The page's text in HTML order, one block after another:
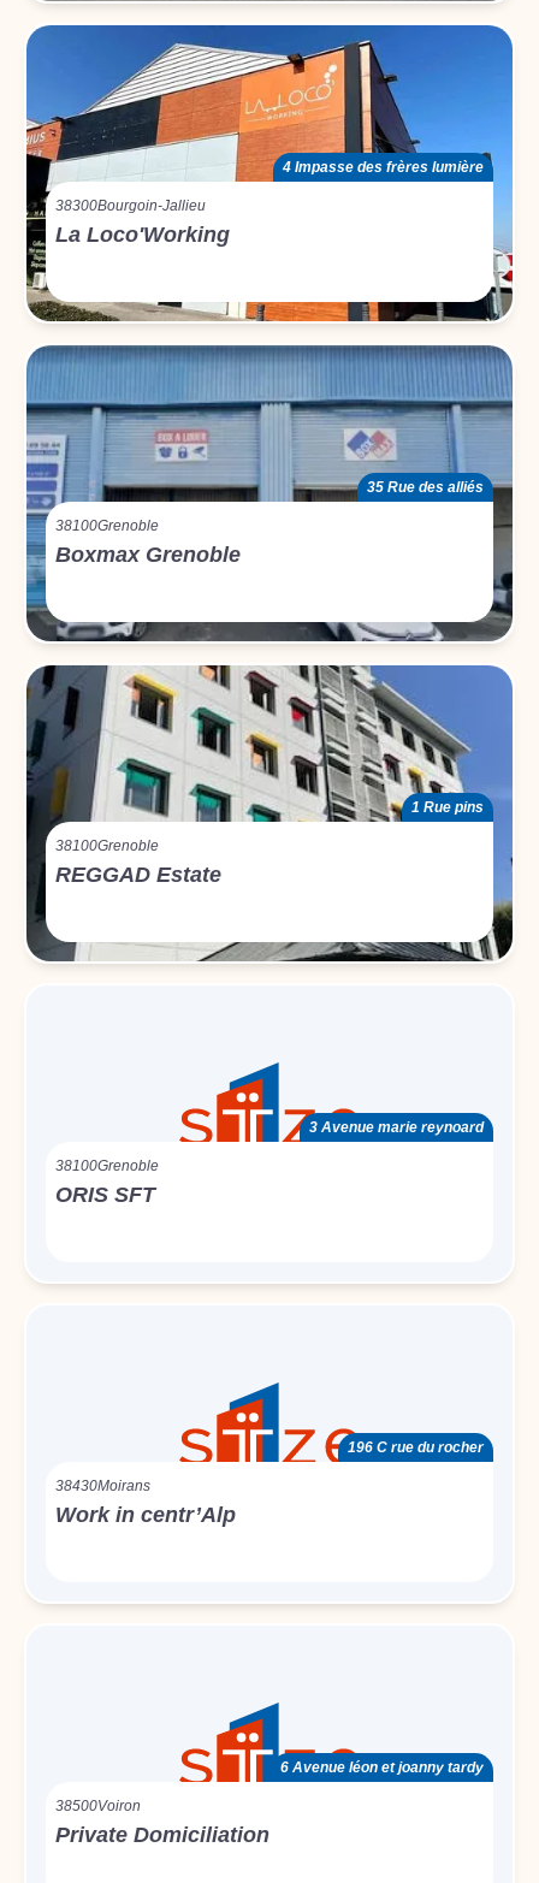
4 Impasse des frères lumière
38300Bourgoin-Jallieu
La Loco'Working
35 Rue des alliés
38100Grenoble
Boxmax Grenoble
1 Rue pins
38100Grenoble
REGGAD Estate
3 Avenue marie reynoard
38100Grenoble
ORIS SFT
196 C rue du rocher
38430Moirans
Work in centr’Alp
6 Avenue léon et joanny tardy
38500Voiron
Private Domiciliation